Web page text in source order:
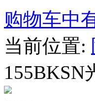
购物车中
当前位置:
155BKSN